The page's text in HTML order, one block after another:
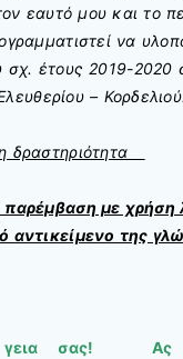
εαυτό μου και το
να
σχ. έτους 2019-2020
– Κορδελιού.
δραστηριότητα
παρέμβαση με χρήση
αντικείμενο της
σας!
Ας